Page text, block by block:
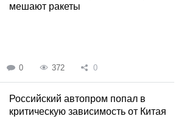
мешают ракеты
0 372 0
Российский автопром попал в
критическую зависимость от Китая